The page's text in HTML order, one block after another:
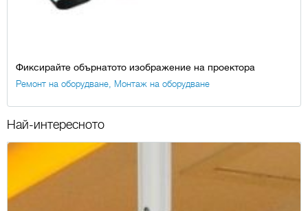
Фиксирайте обърнатото изображение на проектора
Ремонт на оборудване, Монтаж на оборудване
Най-интересното